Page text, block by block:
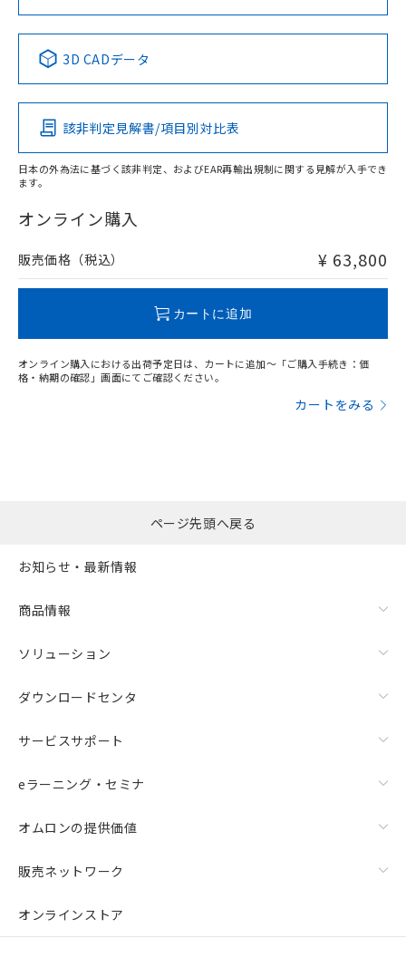
Pb Hg Cd Cr(VI)
O
在庫等で未対応品が混在する可能性があります。
問い合わせください。
Yes No No No
この製品の規格認証/適合状況ページへ
その他の認証はこちらのページからご検索ください
3D CADデータ
該非判定見解書/項目別対比表
日本の外為法に基づく該非判定、およびEAR再輸出規制に関する見解が入手でき
ます。
オンライン購入
販売価格（税込） ¥ 63,800
カートに追加
オンライン購入における出荷予定日は、カートに追加～「ご購入手続き：価
格・納期の確認」画面にてご確認ください。
カートをみる
ページ先頭へ戻る
お知らせ・最新情報
商品情報
ソリューション
ダウンロードセンタ
サービスサポート
eラーニング・セミナ
オムロンの提供価値
販売ネットワーク
オンラインストア